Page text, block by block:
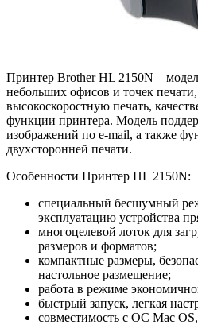
Принтер Brother HL 2150N –
небольших офисов и точек
высокоскоростную печать,
функции принтера. Модель
изображений по e-mail, а также
двухсторонней печати.
Особенности Принтер HL 2150N:
специальный бесшумный
эксплуатацию устройства
многоцелевой лоток для
размеров и форматов;
компактные размеры,
настольное размещение;
работа в режиме
быстрый запуск, легкая
совместимость с ОС Mac